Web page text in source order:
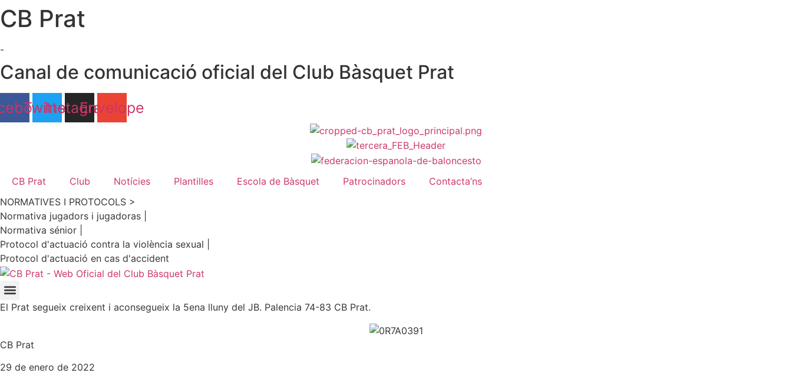
Ir
al
CB Prat
-
Canal de comunicació oficial del Club Bàsquet Prat
Twitter
Instagram
Envelope
CB Prat Club Notícies Plantilles Escola de Bàsquet Patrocinadors
Contacta’ns
NORMATIVES I PROTOCOLS >
Normativa jugadors i jugadoras |
Normativa sénior |
Protocol d'actuació contra la violència sexual |
Protocol d'actuació en cas d'accident
El Prat segueix creixent i aconsegueix la 5ena lluny del JB. Palencia 74-83 CB Prat.
CB Prat
29 de enero de 2022